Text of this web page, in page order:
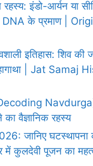
रहस्य: इंडो-आर्यन या
DNA के प्रमाण |
इतिहास: शिव
| Jat Samaj
(Decoding
वैज्ञानिक रहस्य
जानिए घटस्थापना
में कुलदेवी पूजन का